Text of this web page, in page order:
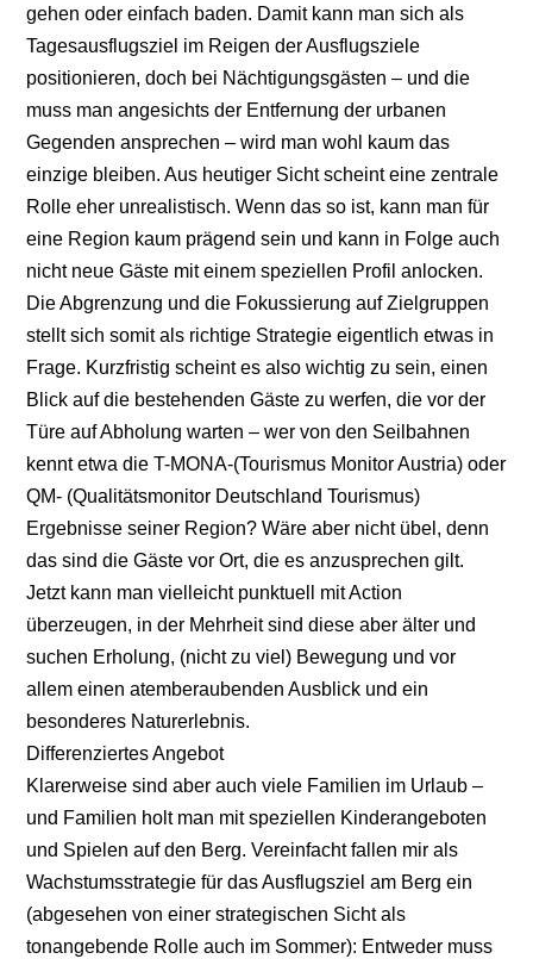
gehen oder einfach baden. Damit kann man sich als
Tagesausflugsziel im Reigen der Ausflugsziele
positionieren, doch bei Nächtigungsgästen – und die
muss man angesichts der Entfernung der urbanen
Gegenden ansprechen – wird man wohl kaum das
einzige bleiben. Aus heutiger Sicht scheint eine zentrale
Rolle eher unrealistisch. Wenn das so ist, kann man für
eine Region kaum prägend sein und kann in Folge auch
nicht neue Gäste mit einem speziellen Profil anlocken.
Die Abgrenzung und die Fokussierung auf Zielgruppen
stellt sich somit als richtige Strategie eigentlich etwas in
Frage. Kurzfristig scheint es also wichtig zu sein, einen
Blick auf die bestehenden Gäste zu werfen, die vor der
Türe auf Abholung warten – wer von den Seilbahnen
kennt etwa die T-MONA-(Tourismus Monitor Austria) oder
QM- (Qualitätsmonitor Deutschland Tourismus)
Ergebnisse seiner Region? Wäre aber nicht übel, denn
das sind die Gäste vor Ort, die es anzusprechen gilt.
Jetzt kann man vielleicht punktuell mit Action
überzeugen, in der Mehrheit sind diese aber älter und
suchen Erholung, (nicht zu viel) Bewegung und vor
allem einen atemberaubenden Ausblick und ein
besonderes Naturerlebnis.
Differenziertes Angebot
Klarerweise sind aber auch viele Familien im Urlaub –
und Familien holt man mit speziellen Kinderangeboten
und Spielen auf den Berg. Vereinfacht fallen mir als
Wachstumsstrategie für das Ausflugsziel am Berg ein
(abgesehen von einer strategischen Sicht als
tonangebende Rolle auch im Sommer): Entweder muss